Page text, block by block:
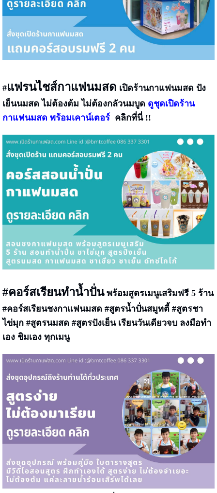
#แฟรนไชส์กาแฟนมสด เปิดร้านกาแฟนมสด ปัง
เย็นนมสด ไม่ต้องต้ม ไม่ต้องกลัวนมบูด ดูชุดเปิดร้าน
กาแฟนมสด พร้อมเคาน์เตอร์ คลิกที่นี่ !!
#คอร์สเรียนทำน้ำปั่นพร้อมสูตรเมนูเสริมฟรี 5 ร้าน
#คอร์สเรียนชงกาแฟนมสด #สูตรน้ำปั่นสมูทตี้ #สูตรชา
ไข่มุก #สูตรนมสด #สูตรปังเย็น เรียนวันเดียวจบ ลงมือทำ
เอง ชิมเอง ทุกเมนู